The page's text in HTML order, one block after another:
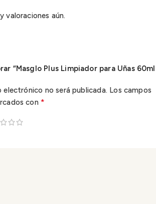
valoraciones aún.
“Masglo Plus Limpiador para Uñas
electrónico no será publicada. Los campos
con *